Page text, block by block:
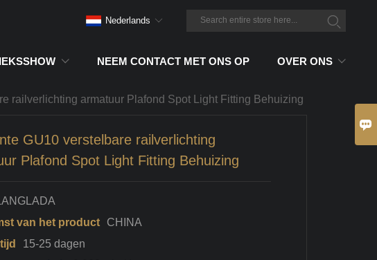
NEEM CONTACT MET ONS OP OVER ONS
Nederlands
railverlichting armatuur Plafond Spot Light Fitting Behuizing
GU10 verstelbare railverlichting
Plafond Spot Light Fitting Behuizing
van het product
CHINA
15-25 dagen
